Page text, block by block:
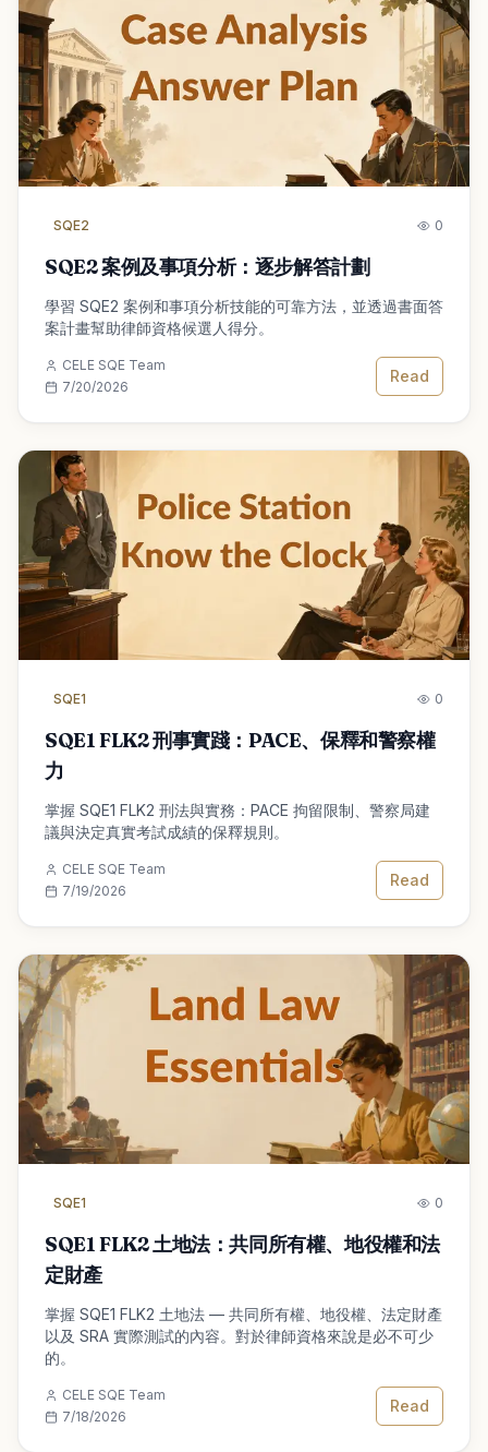
SQE2 0
SQE2 案例及事項分析：逐步解答計劃
學習 SQE2 案例和事項分析技能的可靠方法，並透過書面答
案計畫幫助律師資格候選人得分。
CELE SQE Team
7/20/2026
Read
SQE1 0
SQE1 FLK2 刑事實踐：PACE、保釋和警察權
力
掌握 SQE1 FLK2 刑法與實務：PACE 拘留限制、警察局建
議與決定真實考試成績的保釋規則。
CELE SQE Team
7/19/2026
Read
SQE1 0
SQE1 FLK2 土地法：共同所有權、地役權和法
定財產
掌握 SQE1 FLK2 土地法 — 共同所有權、地役權、法定財產
以及 SRA 實際測試的內容。對於律師資格來說是必不可少
的。
CELE SQE Team
7/18/2026
Read